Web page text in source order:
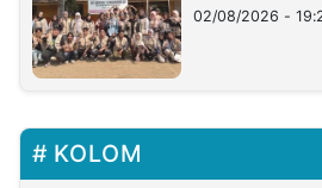
02/08/2026 -
KOLOM